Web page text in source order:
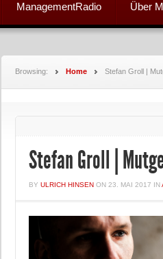
ManagementRadio Über
Browsing: Home Stefan Groll |
Stefan Groll |
BY ULRICH HINSEN ON 23. MAI 2017 IN